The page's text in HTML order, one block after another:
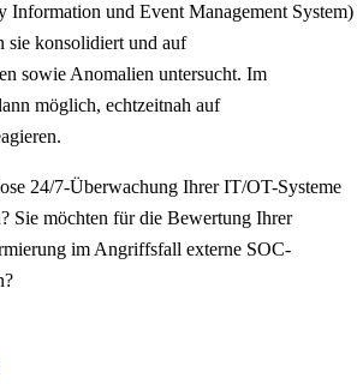
Information und Event Management System)
sie konsolidiert und auf
sowie Anomalien untersucht. Im
möglich, echtzeitnah auf
24/7-Überwachung Ihrer IT/OT-Systeme
Sie möchten für die Bewertung Ihrer
im Angriffsfall externe SOC-